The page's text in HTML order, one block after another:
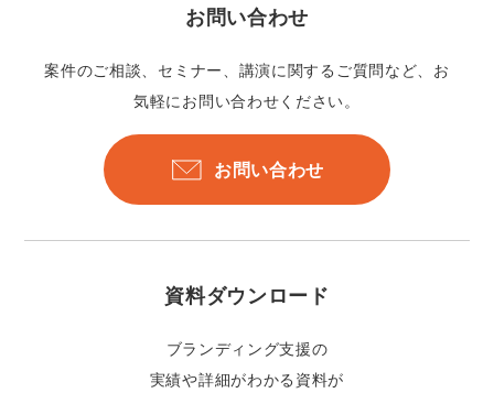
お問い合わせ
案件のご相談、セミナー、講演に関するご質問など、お
気軽にお問い合わせください。
お問い合わせ
資料ダウンロード
ブランディング支援の
実績や詳細がわかる資料が